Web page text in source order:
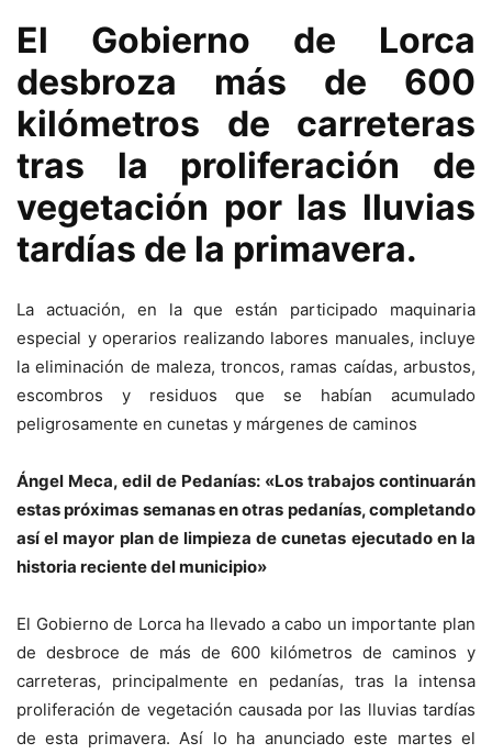
El Gobierno de Lorca
desbroza más de 600
kilómetros de carreteras
tras la proliferación de
vegetación por las lluvias
tardías de la primavera.
La actuación, en la que están participado maquinaria
especial y operarios realizando labores manuales, incluye
la eliminación de maleza, troncos, ramas caídas, arbustos,
escombros y residuos que se habían acumulado
peligrosamente en cunetas y márgenes de caminos
Ángel Meca, edil de Pedanías: «Los trabajos continuarán
estas próximas semanas en otras pedanías, completando
así el mayor plan de limpieza de cunetas ejecutado en la
historia reciente del municipio»
El Gobierno de Lorca ha llevado a cabo un importante plan
de desbroce de más de 600 kilómetros de caminos y
carreteras, principalmente en pedanías, tras la intensa
proliferación de vegetación causada por las lluvias tardías
de esta primavera. Así lo ha anunciado este martes el